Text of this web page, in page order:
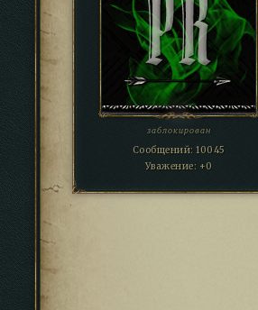
заблокирован
Сообщений: 10045
Уважение: +0